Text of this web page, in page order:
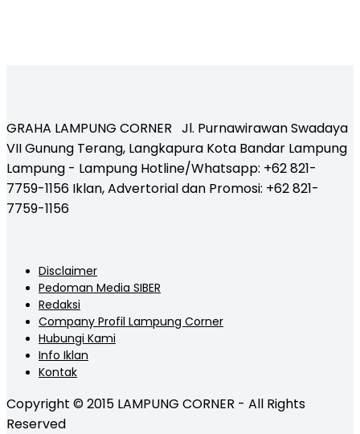
GRAHA LAMPUNG CORNER Jl. Purnawirawan Swadaya
VII Gunung Terang, Langkapura Kota Bandar Lampung
Lampung - Lampung Hotline/Whatsapp: +62 821-
7759-1156 Iklan, Advertorial dan Promosi: +62 821-
7759-1156
Disclaimer
Pedoman Media SIBER
Redaksi
Company Profil Lampung Corner
Hubungi Kami
Info Iklan
Kontak
Copyright © 2015 LAMPUNG CORNER - All Rights
Reserved